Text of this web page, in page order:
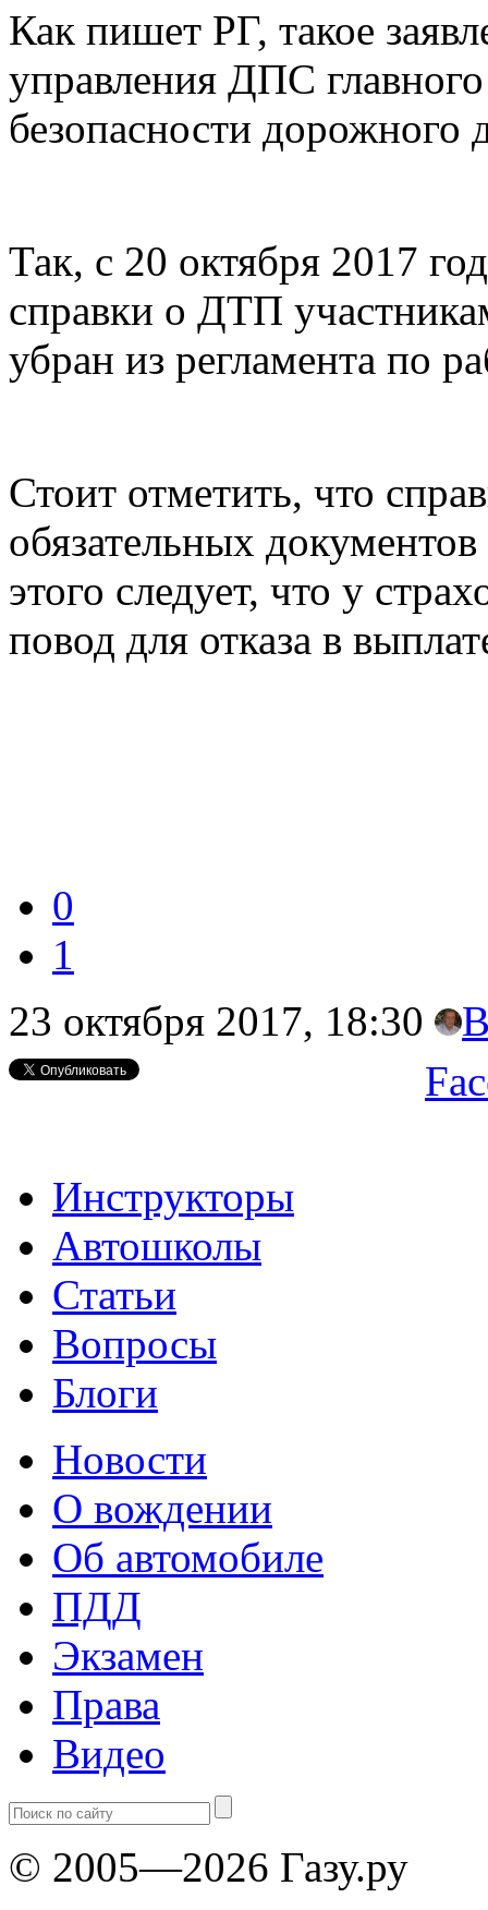
Как пишет РГ, такое
управления ДПС
безопасности
Так, с 20 октября 2017
справки о ДТП
убран из регламента по
Стоит отметить, что
обязательных
этого следует, что у
повод для отказа в
0
1
23 октября 2017, 18:30
Инструкторы
Автошколы
Статьи
Вопросы
Блоги
Новости
О вождении
Об автомобиле
ПДД
Экзамен
Права
Видео
© 2005—2026 Газу.ру